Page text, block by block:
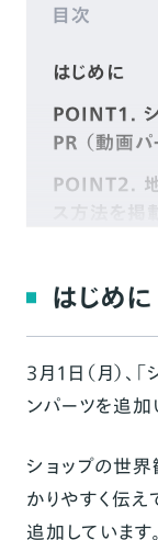
目次
はじめに
POINT1. シ
PR （動画パ
POINT2. 地
品のこだわ
右））
よりわかりや
こだわりの
ご注意いた
はじめに
3月1日（月）、
ンパーツを追加
ショップの世
かりやすく伝え
追加しています。